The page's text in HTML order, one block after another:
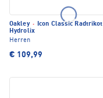
Oakley · Icon Classic Radtrikot
Hydrolix
Herren
€ 109,99